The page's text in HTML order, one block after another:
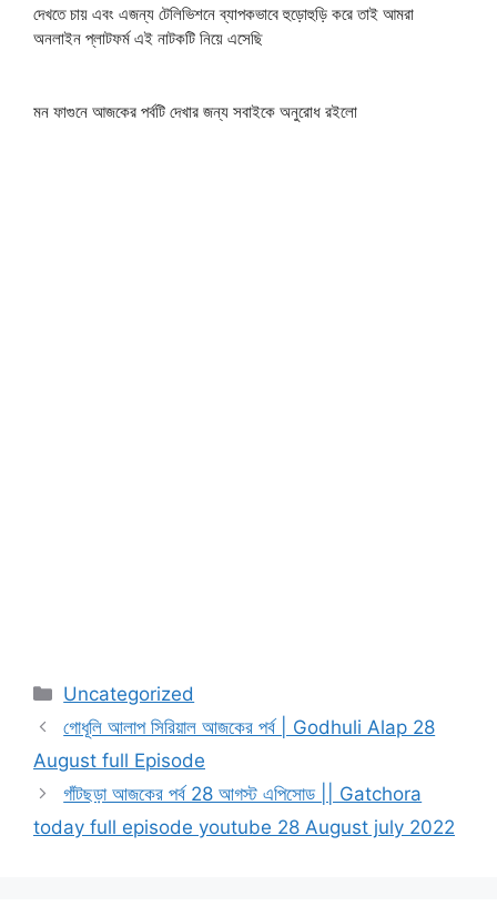
দেখতে চায় এবং এজন্য টেলিভিশনে ব্যাপকভাবে হুড়োহুড়ি করে তাই আমরা
অনলাইন প্লাটফর্ম এই নাটকটি নিয়ে এসেছি
মন ফাগুনে আজকের পর্বটি দেখার জন্য সবাইকে অনুরোধ রইলো
Categories
Uncategorized
গোধূলি আলাপ সিরিয়াল আজকের পর্ব | Godhuli Alap 28
August full Episode
গাঁটছড়া আজকের পর্ব 28 আগস্ট এপিসোড || Gatchora
today full episode youtube 28 August july 2022